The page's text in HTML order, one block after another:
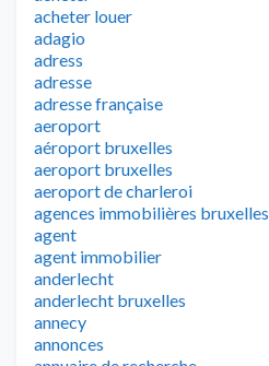
acheter louer
adagio
adress
adresse
adresse française
aeroport
aéroport bruxelles
aeroport bruxelles
aeroport de charleroi
agences immobilières bruxelles
agent
agent immobilier
anderlecht
anderlecht bruxelles
annecy
annonces